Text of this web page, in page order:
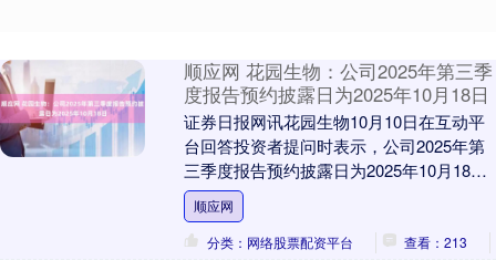
顺应网 花园生物：公司2025年第三季
度报告预约披露日为2025年10月18日
证券日报网讯花园生物10月10日在互动平
台回答投资者提问时表示，公司2025年第
三季度报告预约披露日为2025年10月18
日，具体业绩情况可关注公司届时披露的
定....
顺应网
分类：网络股票配资平台
查看：213